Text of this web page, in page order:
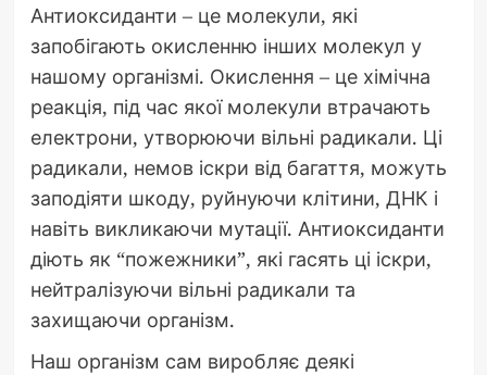
Антиоксиданти – це молекули, які
запобігають окисленню інших молекул у
нашому організмі. Окислення – це хімічна
реакція, під час якої молекули втрачають
електрони, утворюючи вільні радикали. Ці
радикали, немов іскри від багаття, можуть
заподіяти шкоду, руйнуючи клітини, ДНК і
навіть викликаючи мутації. Антиоксиданти
діють як “пожежники”, які гасять ці іскри,
нейтралізуючи вільні радикали та
захищаючи організм.
Наш організм сам виробляє деякі